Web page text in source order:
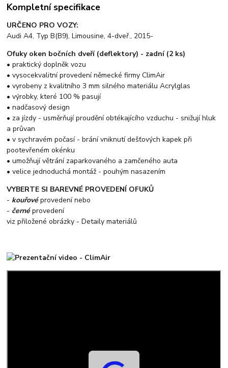
Kompletní specifikace
URČENO PRO VOZY:
Audi A4, Typ B(B9), Limousine, 4-dveř., 2015-
Ofuky oken bočních dveří (deflektory) - zadní (2 ks)
• praktický doplněk vozu
• vysocekvalitní provedení německé firmy ClimAir
• vyrobeny z kvalitního 3 mm silného materiálu Acrylglas
• výrobky, které 100 % pasují
• nadčasový design
• za jízdy - usměrňují proudění obtékajícího vzduchu - snižují hluk
a průvan
• v sychravém počasí - brání vniknutí dešťových kapek při
pootevřeném okénku
• umožňují větrání zaparkovaného a zamčeného auta
• velice jednoduchá montáž - pouhým nasazením
VYBERTE SI BAREVNÉ PROVEDENÍ OFUKŮ
- kouřovéprovedení nebo
- černéprovedení
viz přiložené obrázky - Detaily materiálů